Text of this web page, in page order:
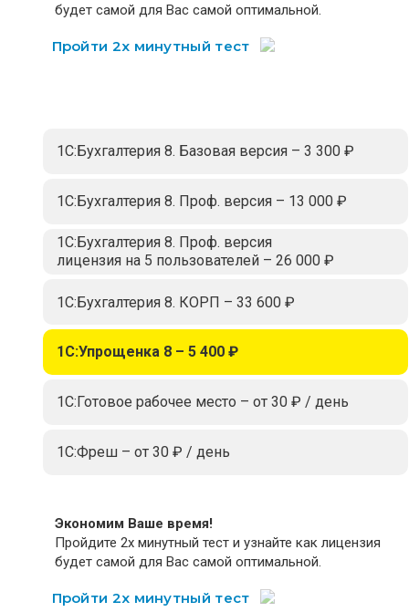
будет самой для Вас самой оптимальной.
Пройти 2х минутный тест
1С:Бухгалтерия 8. Базовая версия – 3 300 ₽
1С:Бухгалтерия 8. Проф. версия – 13 000 ₽
1С:Бухгалтерия 8. Проф. версия
лицензия на 5 пользователей – 26 000 ₽
1С:Бухгалтерия 8. КОРП – 33 600 ₽
1С:Упрощенка 8 – 5 400 ₽
1С:Готовое рабочее место – от 30 ₽ / день
1С:Фреш – от 30 ₽ / день
Экономим Ваше время!
Пройдите 2х минутный тест и узнайте как лицензия
будет самой для Вас самой оптимальной.
Пройти 2х минутный тест